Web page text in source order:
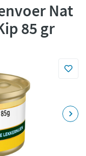
Nat
85 gr